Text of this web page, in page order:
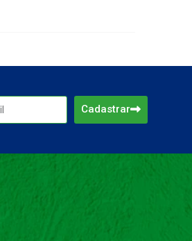
Cadastrar